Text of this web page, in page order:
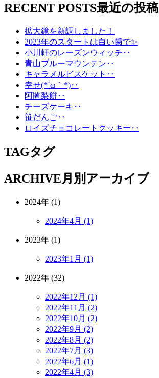
RECENT POSTS最近の投稿
拡大鏡を新調しました！
2023年のスタートは白い歯で✨
小川軒のレーズンウィッチ‥
青山ブルーマウンテン‥
キャラメルビスケット‥
幸せ(*´ω｀*)‥
阿闍梨餅‥
チーズケーキ‥
笹だんご‥
ロイズチョコレートクッキー‥
TAGタグ
ARCHIVE月別アーカイブ
2024年 (1)
2024年4月 (1)
2023年 (1)
2023年1月 (1)
2022年 (32)
2022年12月 (1)
2022年11月 (2)
2022年10月 (2)
2022年9月 (2)
2022年8月 (2)
2022年7月 (3)
2022年6月 (1)
2022年4月 (3)